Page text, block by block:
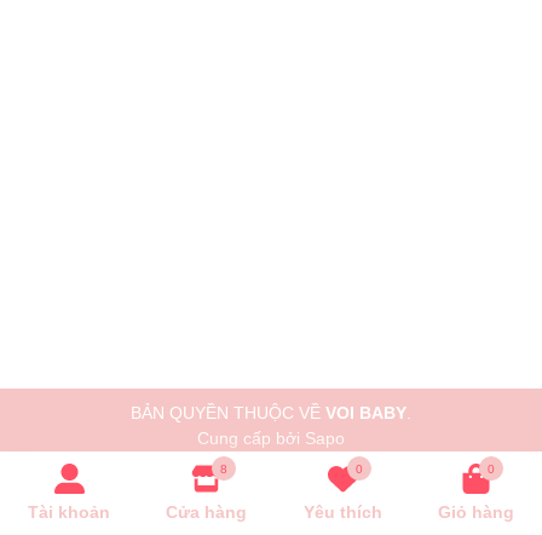
Tài khoản
8
Cửa hàng
0
Yêu thích
0
Giỏ hàng
BẢN QUYỀN THUỘC VỀ VOI BABY
Cung cấp bởi Sapo